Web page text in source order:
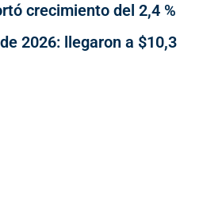
crecimiento del 2,4 %
2026: llegaron a $10,3